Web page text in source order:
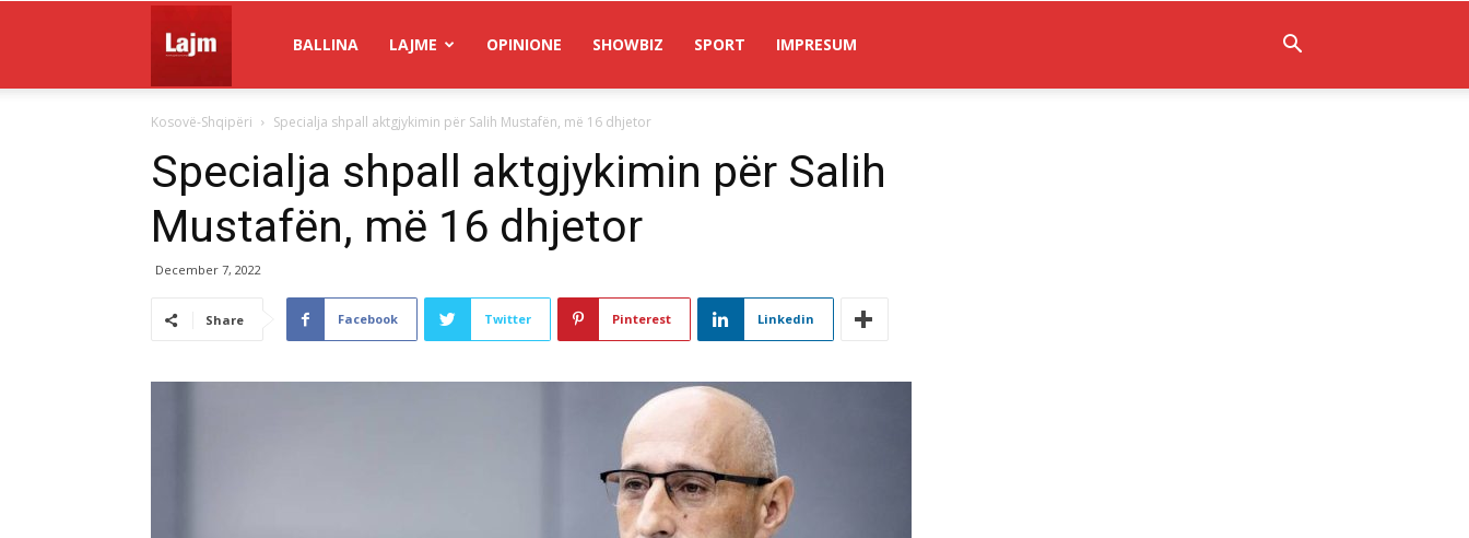
Lajm
BALLINA LAJME OPINIONE SHOWBIZ SPORT IMPRESUM
Kosovë-Shqipëri Specialja shpall aktgjykimin për Salih Mustafën, më 16 dhjetor
Specialja shpall aktgjykimin për Salih
Mustafën, më 16 dhjetor
December 7, 2022
Share Facebook Twitter Pinterest Linkedin